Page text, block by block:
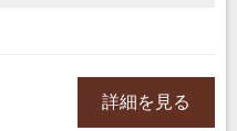
詳細を見る